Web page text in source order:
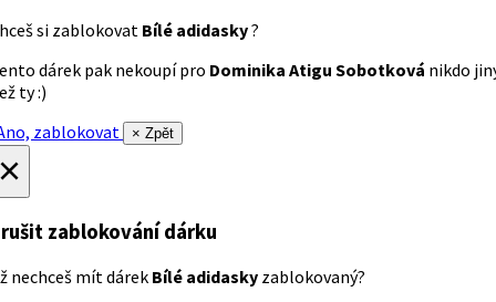
si zablokovat Bílé adidasky?
dárek pak nekoupí pro Dominika Atigu Sobotková nikdo
ty :)
zablokovat
× Zpět
zablokování dárku
nechceš mít dárek Bílé adidasky zablokovaný?